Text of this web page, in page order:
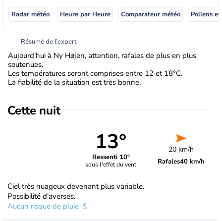
Radar météo Heure par Heure Comparateur météo Pollens
Résumé de l’expert
Aujourd'hui à Ny Højen, attention, rafales de plus en plus
soutenues.
Les températures seront comprises entre 12 et 18°C.
La fiabilité de la situation est très bonne.
Cette nuit
13°
Ressenti 10°
sous l'effet du vent
20 km/h
Rafales40 km/h
Ciel très nuageux devenant plus variable.
Possibilité d'averses.
Aucun risque de pluie